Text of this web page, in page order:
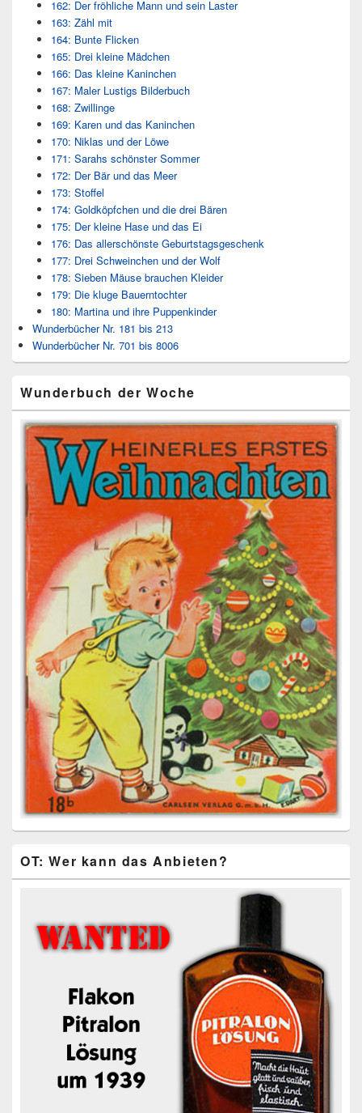
162: Der fröhliche Mann und sein Laster
163: Zähl mit
164: Bunte Flicken
165: Drei kleine Mädchen
166: Das kleine Kaninchen
167: Maler Lustigs Bilderbuch
168: Zwillinge
169: Karen und das Kaninchen
170: Niklas und der Löwe
171: Sarahs schönster Sommer
172: Der Bär und das Meer
173: Stoffel
174: Goldköpfchen und die drei Bären
175: Der kleine Hase und das Ei
176: Das allerschönste Geburtstagsgeschenk
177: Drei Schweinchen und der Wolf
178: Sieben Mäuse brauchen Kleider
179: Die kluge Bauerntochter
180: Martina und ihre Puppenkinder
Wunderbücher Nr. 181 bis 213
Wunderbücher Nr. 701 bis 8006
Wunderbuch der Woche
OT: Wer kann das Anbieten?